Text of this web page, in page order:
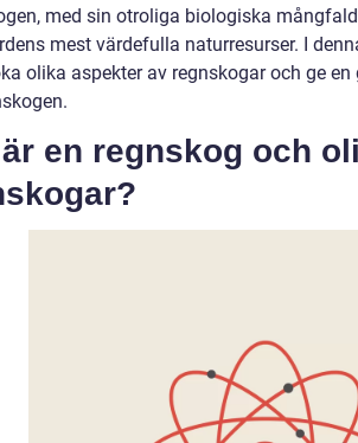
med sin otroliga biologiska
mest värdefulla naturresurser. I
olika aspekter av regnskogar och ge
en regnskog och